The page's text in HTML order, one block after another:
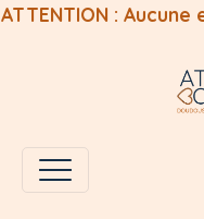
ATTENTION :